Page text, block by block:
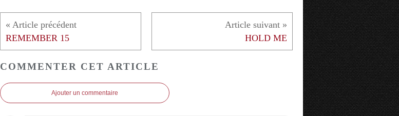
REMEMBER 15 HOLD ME
COMMENTER CET ARTICLE
Ajouter un commentaire